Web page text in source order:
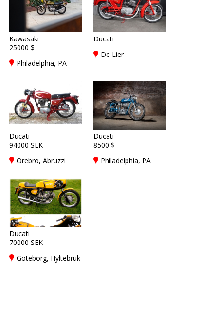
Kawasaki
25000 $
Philadelphia, PA
Ducati
De Lier
Ducati
94000 SEK
Örebro, Abruzzi
Ducati
8500 $
Philadelphia, PA
Ducati
70000 SEK
Göteborg, Hyltebruk